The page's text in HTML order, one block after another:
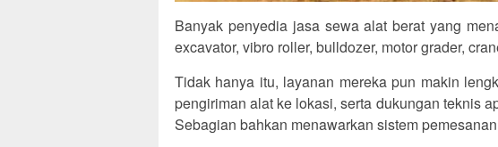
Banyak penyedia jasa sewa alat berat yang
excavator, vibro roller, bulldozer, motor grader,
Tidak hanya itu, layanan mereka pun makin
pengiriman alat ke lokasi, serta dukungan teknis
Sebagian bahkan menawarkan sistem